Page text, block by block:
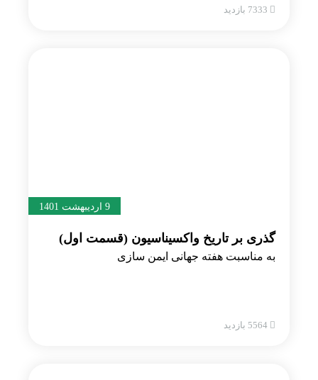
7333 بازدید
9 اردیبهشت 1401
گذری بر تاریخ واکسیناسیون (قسمت اول)
به مناسبت هفته جهانی ایمن سازی
5564 بازدید